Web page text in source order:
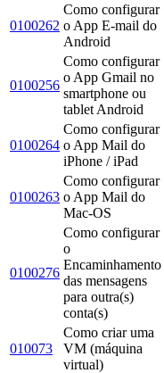
0100262
Como configurar
o App E-mail do
Android
0100256
Como configurar
o App Gmail no
smartphone ou
tablet Android
0100264
Como configurar
o App Mail do
iPhone / iPad
0100263
Como configurar
o App Mail do
Mac-OS
0100276
Como configurar
o
Encaminhamento
das mensagens
para outra(s)
conta(s)
010073
Como criar uma
VM (máquina
virtual)